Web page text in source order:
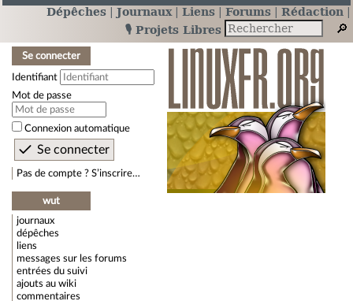
Dépêches Journaux Liens Forums
Rédaction
🎙️ Projets Libres
Se connecter
Identifiant
Mot de passe
Connexion automatique
Pas de compte ? S’inscrire…
wut
journaux
dépêches
liens
messages sur les forums
entrées du suivi
ajouts au wiki
commentaires